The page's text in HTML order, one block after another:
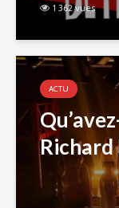
1 362 vues
ACTU
Richard